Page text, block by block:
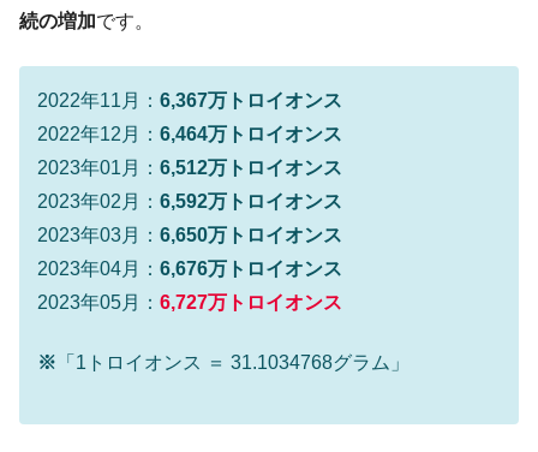
Fact1
夏の甲子園、優勝校を最も多く輩出している都道
Fact1 奇跡の毛色「白毛馬」とは？
Fact1
全て勝つといくら？ 競馬GI競走で勝利騎手がもら
える賞金とは？
Fact1 平成仮面ライダーの意外すぎるモチーフとは？
Fact1
発表から2日で大崩壊、鳴かず飛ばずに終わりそう
なスーパーリーグとは？
だった選手とは？
ている意外な選手とは？
続の増加です。
2022年11月： 6,367万トロイオンス
2022年12月： 6,464万トロイオンス
2023年01月： 6,512万トロイオンス
2023年02月： 6,592万トロイオンス
2023年03月： 6,650万トロイオンス
2023年04月： 6,676万トロイオンス
2023年05月： 6,727万トロイオンス
※ 「1トロイオンス ＝ 31.1034768グラム」